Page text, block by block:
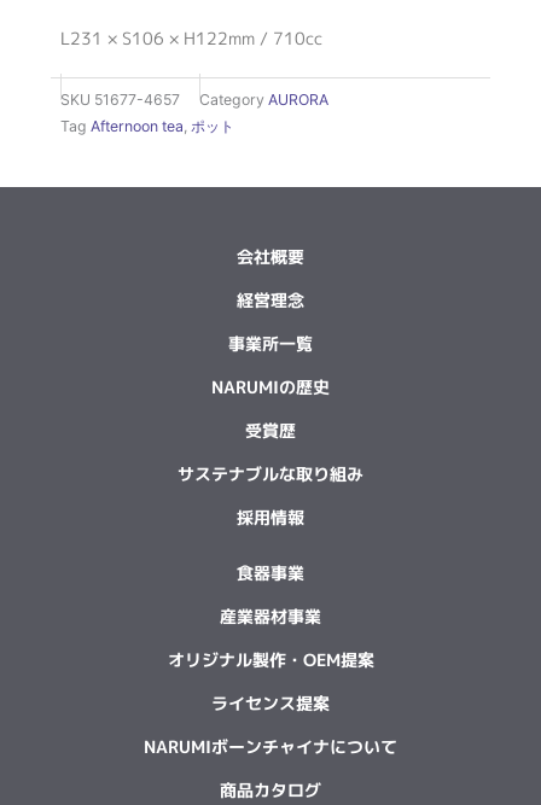
L231 × S106 × H122mm / 710cc
SKU 51677-4657 Category AURORA
Tag Afternoon tea ポット
会社概要
経営理念
事業所一覧
NARUMIの歴史
受賞歴
サステナブルな取り組み
採用情報
食器事業
産業器材事業
オリジナル製作・OEM提案
ライセンス提案
NARUMIボーンチャイナについて
商品カタログ